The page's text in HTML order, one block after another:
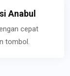
Anabul
cepat
tombol.